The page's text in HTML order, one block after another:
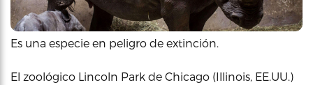
Es una especie en peligro de extinción.
El zoológico Lincoln Park de Chicago (Illinois, EE.UU.)